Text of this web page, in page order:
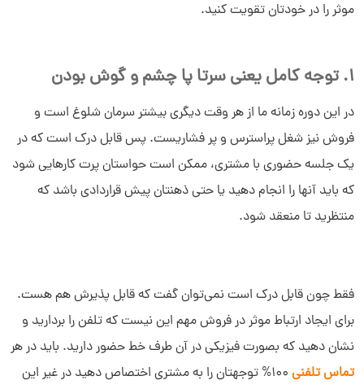
موثر را در خودتان تقویت کنید.
1. توجه کامل یعنی سرتا پا چشم و گوش بودن
در این دوره زمانه ما از هر وقت دیگری بیشتر سرمان شلوغ است و
فروش نیز شغل پراسترس و پر فشاریست. پس قابل درک است که در
یک جلسه حضوری با مشتری، ممکن است حواستان پرت کارهایی شود
که باید آنها را انجام دهید یا حتی ذهنتان پیش قراردادی باشد که
منتظرید تا منعقد شود.
فقط چون قابل درک است نمی‌توان گفت که قابل پذیرش هم هست.
برای ایجاد ارتباط موثر در فروش مهم این نیست که تلفن را بردارید و
نشان دهید که بصورت فیزیکی در آن طرف خط حضور دارید. باید در هر
تماس تلفنی
100% توجهتان را به مشتری اختصاص دهید در غیر این